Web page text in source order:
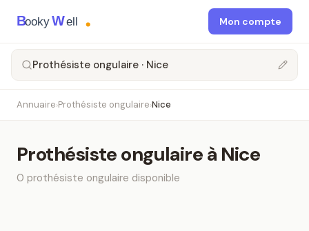
BookyWell Mon compte
Prothésiste ongulaire · Nice
Annuaire›Prothésiste ongulaire›Nice
Prothésiste ongulaireà Nice
0 prothésiste ongulaire disponible